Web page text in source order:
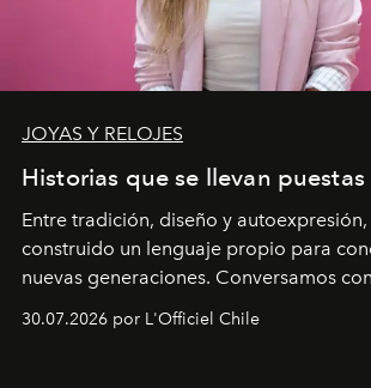
JOYAS Y RELOJES
Historias que se llevan puestas
Entre tradición, diseño y autoexpresión,
construido un lenguaje propio para
nuevas generaciones. Conversamos
Dubray, la responsable de marketing
Latinoamérica, sobre identidad, cultura
30.07.2026 por L'Officiel Chile